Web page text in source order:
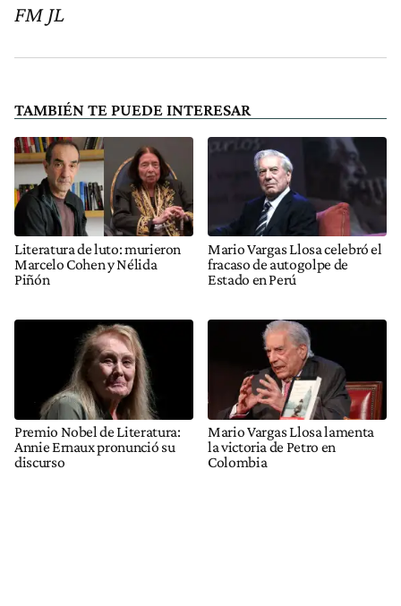
FM JL
TAMBIÉN TE PUEDE INTERESAR
Literatura de luto: murieron
Marcelo Cohen y Nélida
Piñón
Mario Vargas Llosa celebró el
fracaso de autogolpe de
Estado en Perú
Premio Nobel de Literatura:
Annie Ernaux pronunció su
discurso
Mario Vargas Llosa lamenta
la victoria de Petro en
Colombia